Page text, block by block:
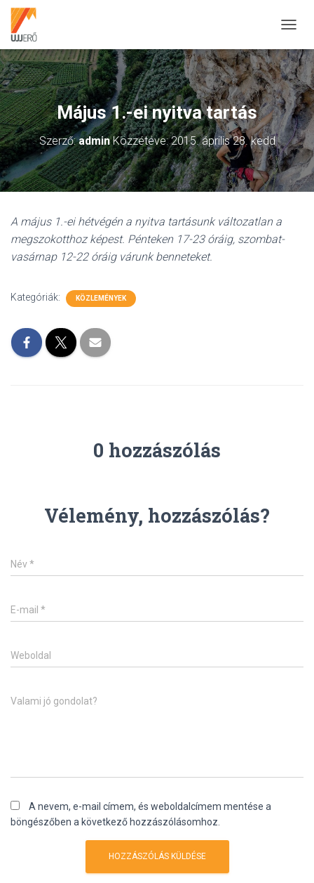
A
V
I
G
Á
C
I
Ó
B
E
Május 1.-ei nyitva tartás
Szerző:adminKözzétéve:2015. április 28. kedd
A május 1.-ei hétvégén a nyitva tartásunk változatlan a
megszokotthoz képest. Pénteken 17-23 óráig, szombat-
vasárnap 12-22 óráig várunk benneteket.
Kategóriák: KÖZLEMÉNYEK
0 hozzászólás
Vélemény, hozzászólás?
Név*
E-mail *
Weboldal
Valami jó gondolat?
A nevem, e-mail címem, és weboldalcímem mentése a
böngészőben a következő hozzászólásomhoz.